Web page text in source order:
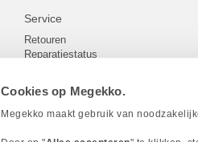
Cookies op Megekko.
Megekko maakt gebruik van
Service
Retouren
Reparatiestatus
Herroepingsrecht
Betaalmethoden